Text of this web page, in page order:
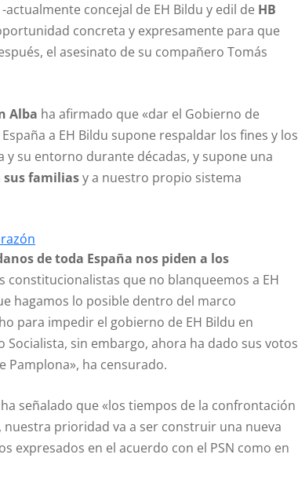
concejal de EH Bildu y edil de HB
concreta y expresamente para que
el asesinato de su compañero Tomás
Alba ha afirmado que «dar el Gobierno de
a EH Bildu supone respaldar los fines y los
su entorno durante décadas, y supone una
familiasy a nuestro propio sistema
de toda España nos piden a los
constitucionalistas que no blanqueemos a EH
hagamos lo posible dentro del marco
para impedir el gobierno de EH Bildu en
sin embargo, ahora ha dado sus votos
Pamplona», ha censurado.
ha señalado que «los tiempos de la confrontación
prioridad va a ser construir una nueva
expresados en el acuerdo con el PSN como en